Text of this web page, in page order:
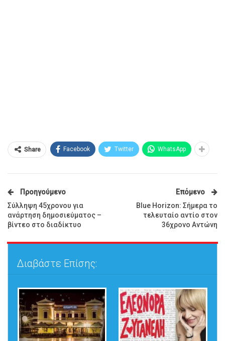
Share Facebook Twitter WhatsApp
Προηγούμενο
Σύλληψη 45χρονου για
ανάρτηση δημοσιεύματος –
βίντεο στο διαδίκτυο
Επόμενο
Blue Horizon: Σήμερα το
τελευταίο αντίο στον
36χρονο Αντώνη
Διαβάστε Επίσης: